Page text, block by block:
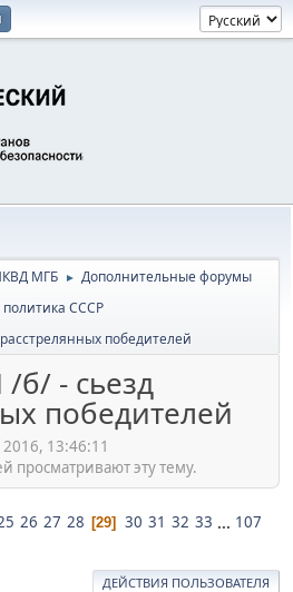
МГБ ► Дополнительные форумы
СССР
победителей
/б/ - сьезд
победителей
13:46:11
просматривают эту тему.
26 27 28 29 30 31 32 33 ... 107
ДЕЙСТВИЯ ПОЛЬЗОВАТЕЛЯ